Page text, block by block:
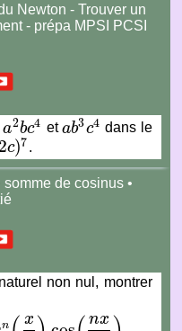
Newton - Trouver un
- prépa MPSI PCSI
a2bc4
a2bc4 etab3c4
ab3c4 dans le
2c)7.
de cosinus •
non nul, montrer
n x nx